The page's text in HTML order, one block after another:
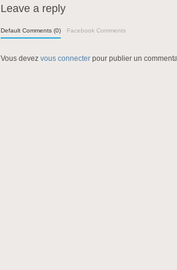
Leave a reply
Default Comments (0) Facebook Comments
Vous devez vous connecter pour publier un